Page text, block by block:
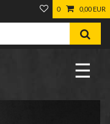
0 0,00 EUR
☰